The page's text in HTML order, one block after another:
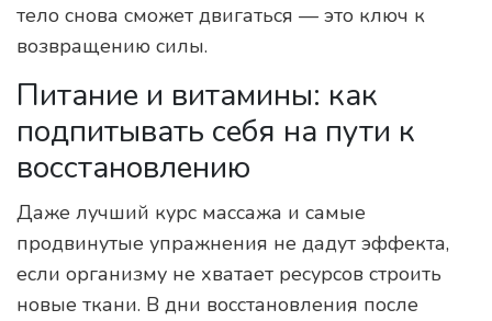
тело снова сможет двигаться — это ключ к
возвращению силы.
Питание и витамины: как
подпитывать себя на пути к
восстановлению
Даже лучший курс массажа и самые
продвинутые упражнения не дадут эффекта,
если организму не хватает ресурсов строить
новые ткани. В дни восстановления после